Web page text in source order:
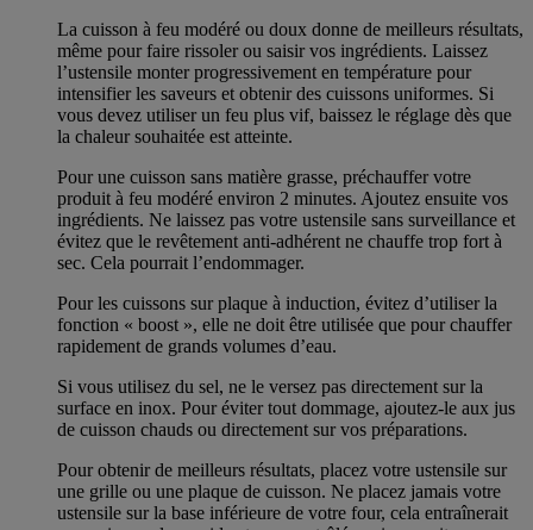
La cuisson à feu modéré ou doux donne de meilleurs résultats,
même pour faire rissoler ou saisir vos ingrédients. Laissez
l’ustensile monter progressivement en température pour
intensifier les saveurs et obtenir des cuissons uniformes. Si
vous devez utiliser un feu plus vif, baissez le réglage dès que
la chaleur souhaitée est atteinte.
Pour une cuisson sans matière grasse, préchauffer votre
produit à feu modéré environ 2 minutes. Ajoutez ensuite vos
ingrédients. Ne laissez pas votre ustensile sans surveillance et
évitez que le revêtement anti-adhérent ne chauffe trop fort à
sec. Cela pourrait l’endommager.
Pour les cuissons sur plaque à induction, évitez d’utiliser la
fonction « boost », elle ne doit être utilisée que pour chauffer
rapidement de grands volumes d’eau.
Si vous utilisez du sel, ne le versez pas directement sur la
surface en inox. Pour éviter tout dommage, ajoutez-le aux jus
de cuisson chauds ou directement sur vos préparations.
Pour obtenir de meilleurs résultats, placez votre ustensile sur
une grille ou une plaque de cuisson. Ne placez jamais votre
ustensile sur la base inférieure de votre four, cela entraînerait